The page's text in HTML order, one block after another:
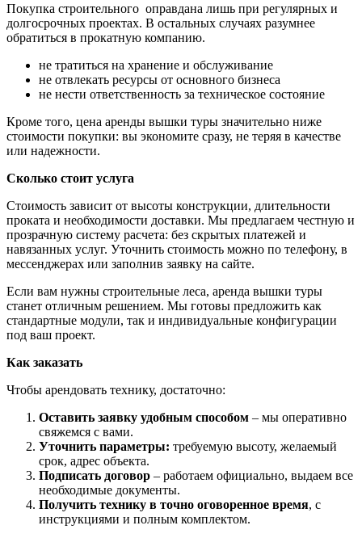
Покупка строительного оправдана лишь при регулярных и
долгосрочных проектах. В остальных случаях разумнее
обратиться в прокатную компанию.
не тратиться на хранение и обслуживание
не отвлекать ресурсы от основного бизнеса
не нести ответственность за техническое состояние
Кроме того, цена аренды вышки туры значительно ниже
стоимости покупки: вы экономите сразу, не теряя в качестве
или надежности.
Сколько стоит услуга
Стоимость зависит от высоты конструкции, длительности
проката и необходимости доставки. Мы предлагаем честную и
прозрачную систему расчета: без скрытых платежей и
навязанных услуг. Уточнить стоимость можно по телефону, в
мессенджерах или заполнив заявку на сайте.
Если вам нужны строительные леса, аренда вышки туры
станет отличным решением. Мы готовы предложить как
стандартные модули, так и индивидуальные конфигурации
под ваш проект.
Как заказать
Чтобы арендовать технику, достаточно:
Оставить заявку удобным способом – мы оперативно
свяжемся с вами.
Уточнить параметры: требуемую высоту, желаемый
срок, адрес объекта.
Подписать договор – работаем официально, выдаем все
необходимые документы.
Получить технику в точно оговоренное время, с
инструкциями и полным комплектом.